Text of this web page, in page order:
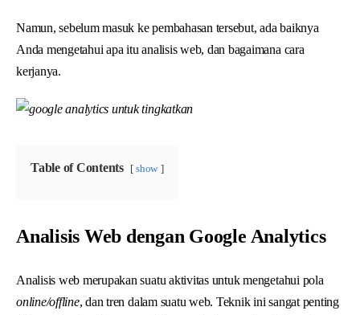
Namun, sebelum masuk ke pembahasan tersebut, ada baiknya
Anda mengetahui apa itu analisis web, dan bagaimana cara
kerjanya.
Table of Contents show
Analisis Web dengan Google Analytics
Analisis web merupakan suatu aktivitas untuk mengetahui pola
online/offline, dan tren dalam suatu web. Teknik ini sangat penting